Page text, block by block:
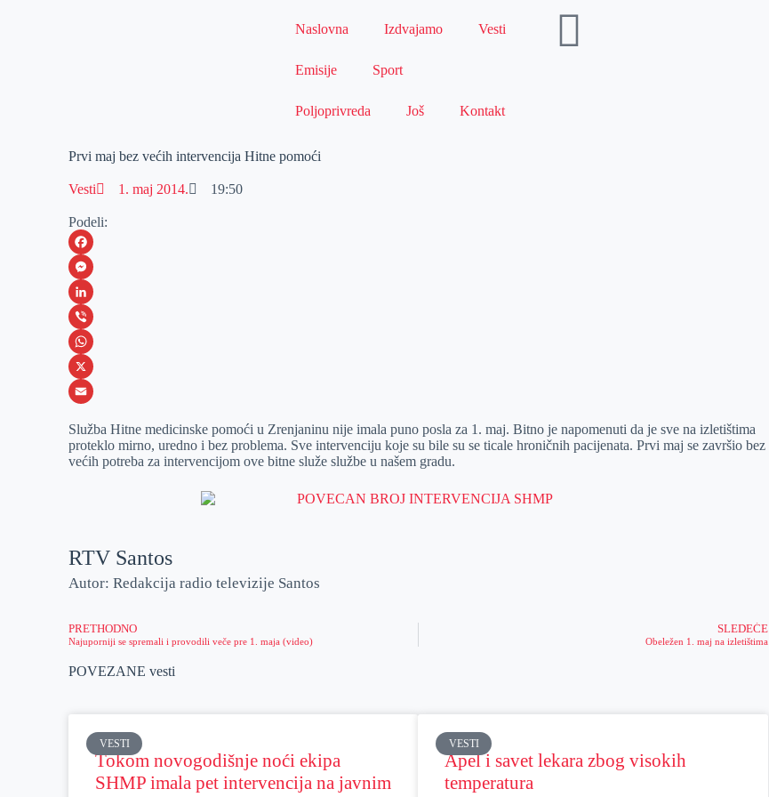
Naslovna Izdvajamo Vesti
Emisije Sport
Poljoprivreda Još Kontakt
Prvi maj bez većih intervencija Hitne pomoći
Vesti 1. maj 2014. 19:50
Podeli:
F
a
c
e
b
o
k
M
e
s
s
e
g
e
L
i
n
k
d
I
V
i
b
r
W
h
t
s
X
m
a
Služba Hitne medicinske pomoći u Zrenjaninu nije imala puno posla za 1. maj. Bitno je napomenuti da je sve na izletištima
proteklo mirno, uredno i bez problema. Sve intervenciju koje su bile su se ticale hroničnih pacijenata. Prvi maj se završio bez
većih potreba za intervencijom ove bitne služe službe u našem gradu.
RTV Santos
Autor: Redakcija radio televizije Santos
PRETHODNO
Najuporniji se spremali i provodili veče pre 1. maja (video)
SLEDEĆE
Obeležen 1. maj na izletištima
POVEZANE vesti
VESTI
Tokom novogodišnje noći ekipa
SHMP imala pet intervencija na javnim
VESTI
Apel i savet lekara zbog visokih
temperatura